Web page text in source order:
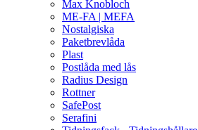
Max Knobloch
ME-FA | MEFA
Nostalgiska
Paketbrevlåda
Plast
Postlåda med lås
Radius Design
Rottner
SafePost
Serafini